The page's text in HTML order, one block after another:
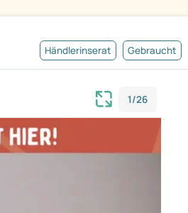
Händlerinserat Gebraucht
1/26